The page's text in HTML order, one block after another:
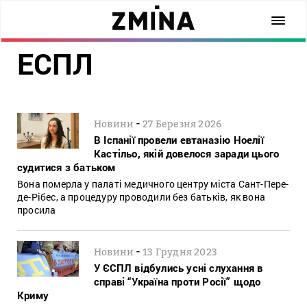
ЕСПЛ
Новини -27 Березня 2026
В Іспанії провели евтаназію Ноелії
Кастільо, якій довелося заради цього
судитися з батьком
Вона померла у палаті медичного центру міста Сант-Пере-
де-Рібес, а процедуру проводили без батьків, як вона
просила
Новини -13 Грудня 2023
У ЄСПЛ відбулись усні слухання в
справі “Україна проти Росії” щодо
Криму